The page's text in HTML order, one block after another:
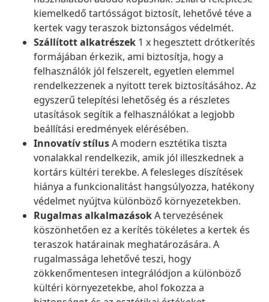
kiemelkedő tartósságot biztosít, lehetővé téve a
kertek vagy teraszok biztonságos védelmét.
Szállított alkatrészek 1 x hegesztett drótkerítés
formájában érkezik, ami biztosítja, hogy a
felhasználók jól felszerelt, egyetlen elemmel
rendelkezzenek a nyitott terek biztosításához. Az
egyszerű telepítési lehetőség és a részletes
utasítások segítik a felhasználókat a legjobb
beállítási eredmények elérésében.
Innovatív stílusA modern esztétika tiszta
vonalakkal rendelkezik, amik jól illeszkednek a
kortárs kültéri terekbe. A felesleges díszítések
hiánya a funkcionalitást hangsúlyozza, hatékony
védelmet nyújtva különböző környezetekben.
Rugalmas alkalmazásokA tervezésének
köszönhetően ez a kerítés tökéletes a kertek és
teraszok határainak meghatározására. A
rugalmassága lehetővé teszi, hogy
zökkenőmentesen integrálódjon a különböző
kültéri környezetekbe, ahol fokozza a